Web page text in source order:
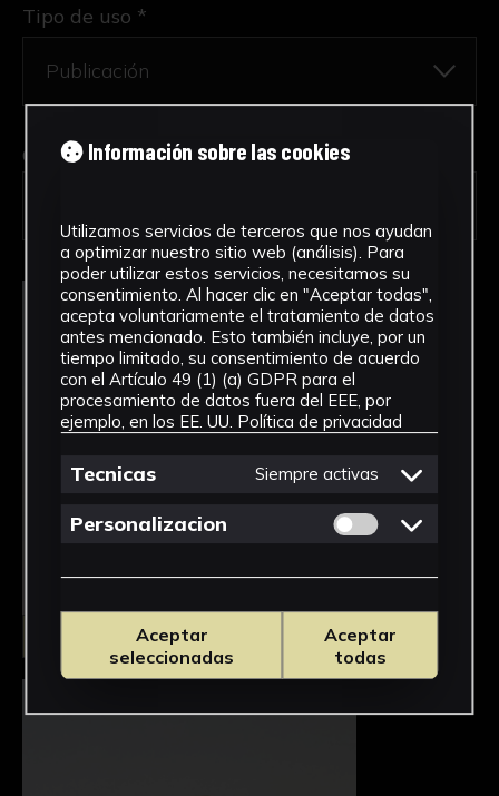
Tipo de uso *
Obra en la que está interesado/a*
de Juan
Seleccionar
Información sobre las cookies
Utilizamos servicios de terceros que nos ayudan
a optimizar nuestro sitio web (análisis). Para
poder utilizar estos servicios, necesitamos su
consentimiento. Al hacer clic en "Aceptar todas",
acepta voluntariamente el tratamiento de datos
antes mencionado. Esto también incluye, por un
tiempo limitado, su consentimiento de acuerdo
con el Artículo 49 (1) (a) GDPR para el
procesamiento de datos fuera del EEE, por
ejemplo, en los EE. UU. Política de privacidad
Tecnicas Siempre activas
Personalizacion Permitir cookies
Aceptar
seleccionadas
Aceptar
todas